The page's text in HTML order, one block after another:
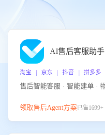
AI售后客服助手
淘宝 | 京东 | 抖音 | 拼多多
领取售后Agent方案已售1699+